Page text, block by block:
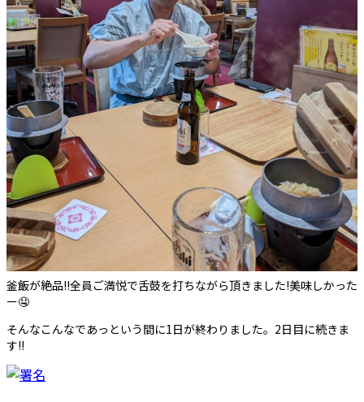
釜飯が絶品!!全員ご満悦で舌鼓を打ちながら頂きました!美味しかった
ー🤤
そんなこんなであっという間に1日が終わりました。2日目に続きま
す!!